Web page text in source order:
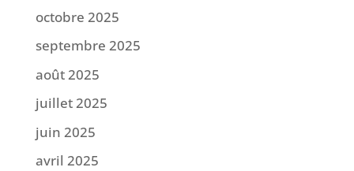
octobre 2025
septembre 2025
août 2025
juillet 2025
juin 2025
avril 2025